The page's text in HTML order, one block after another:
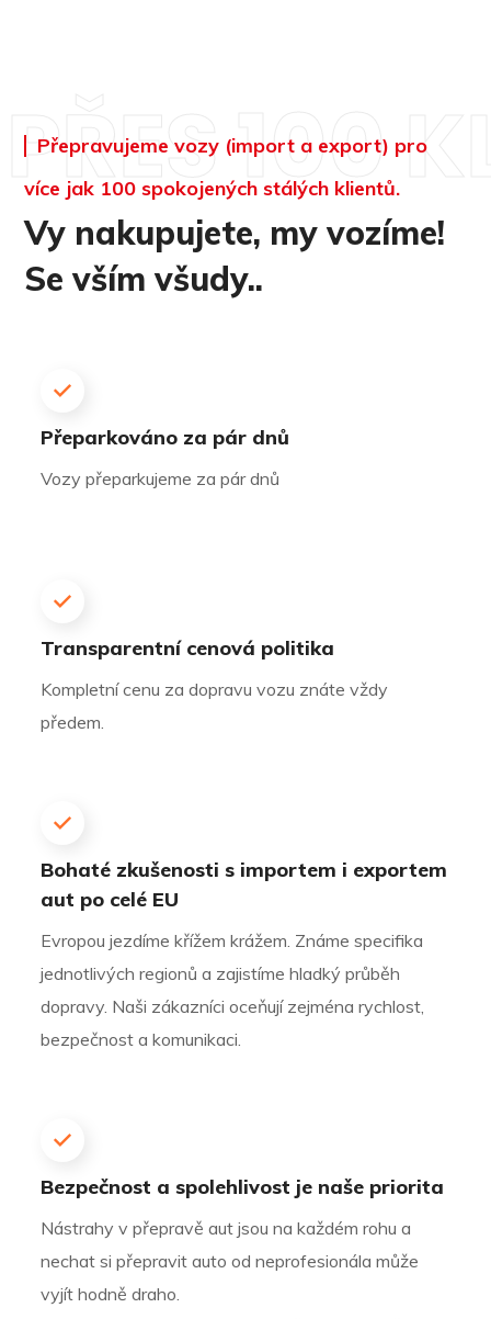
Přepravujeme vozy (import a export) pro
více jak 100 spokojených stálých klientů.
Vy nakupujete, my vozíme!
Se vším všudy..
PŘES 100
Přeparkováno za pár dnů
Vozy přeparkujeme za pár dnů
Transparentní cenová politika
Kompletní cenu za dopravu vozu znáte vždy
předem.
Bohaté zkušenosti s importem i exportem
aut po celé EU
Evropou jezdíme křížem krážem. Známe specifika
jednotlivých regionů a zajistíme hladký průběh
dopravy. Naši zákazníci oceňují zejména rychlost,
bezpečnost a komunikaci.
Bezpečnost a spolehlivost je naše priorita
Nástrahy v přepravě aut jsou na každém rohu a
nechat si přepravit auto od neprofesionála může
vyjít hodně draho.